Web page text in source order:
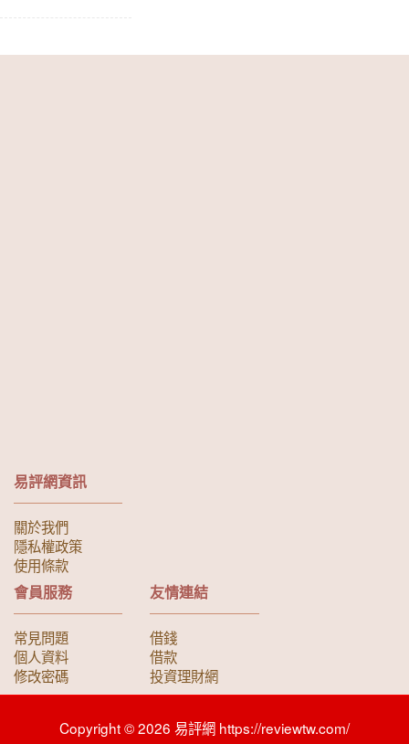
易評網資訊
關於我們
隱私權政策
使用條款
會員服務
常見問題
個人資料
修改密碼
友情連結
借錢
借款
投資理財網
Copyright © 2026 易評網 https://reviewtw.com/